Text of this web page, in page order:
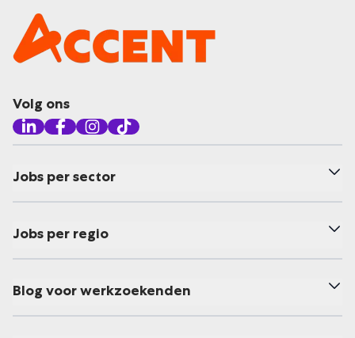
Volg ons
Jobs per sector
Jobs per regio
Blog voor werkzoekenden